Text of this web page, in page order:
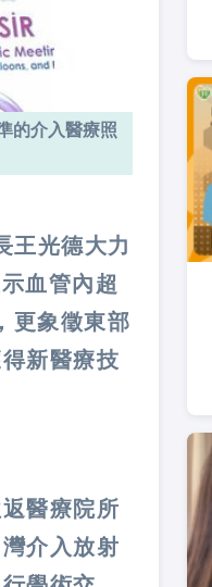
的介入醫療照
王光德大力
血管內超
更象徵東部
新醫療技
醫療院所
介入放射